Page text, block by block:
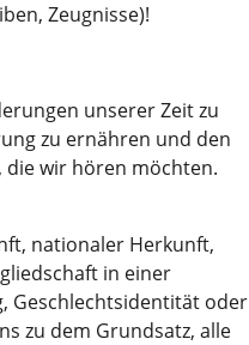
Zeugnisse)!
unserer Zeit zu
zu ernähren und den
die wir hören möchten.
nationaler Herkunft,
in einer
Geschlechtsidentität oder
zu dem Grundsatz, alle